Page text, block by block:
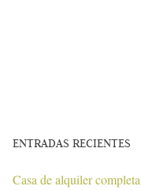
ENTRADAS RECIENTES
Casa de alquiler completa